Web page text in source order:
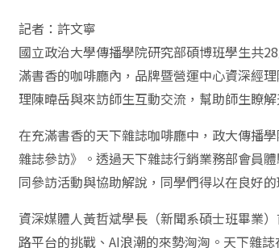
記者：許文寧
國立政治大學傳播學院研究部碩博班學生共
滿書香的咖啡廳內，品牌暨營運中心資深經
理陳暐岳與來訪師生互動交流，幫助師生瞭
在充滿書香的天下雜誌咖啡廳中，政大傳播
雜誌參訪》。透過天下雜誌行銷業務部會員
同參訪活動與協助解說，同學們得以在良好
資深媒體人黃哲斌學長（新聞系碩士班畢業
路平台的挑戰、AI浪潮的來勢洶洶。天下雜